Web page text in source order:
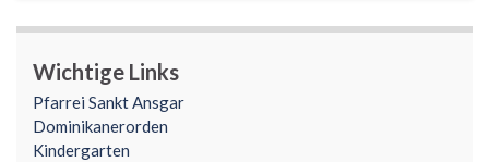
Wichtige Links
Pfarrei Sankt Ansgar
Dominikanerorden
Kindergarten